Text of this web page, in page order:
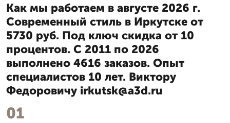
Как мы работаем в августе 2026 г.
Современный стиль в Иркутске от
5730 руб. Под ключ скидка от 10
процентов. С 2011 по 2026
выполнено 4616 заказов. Опыт
специалистов 10 лет. Виктору
Федоровичу irkutsk@a3d.ru
01